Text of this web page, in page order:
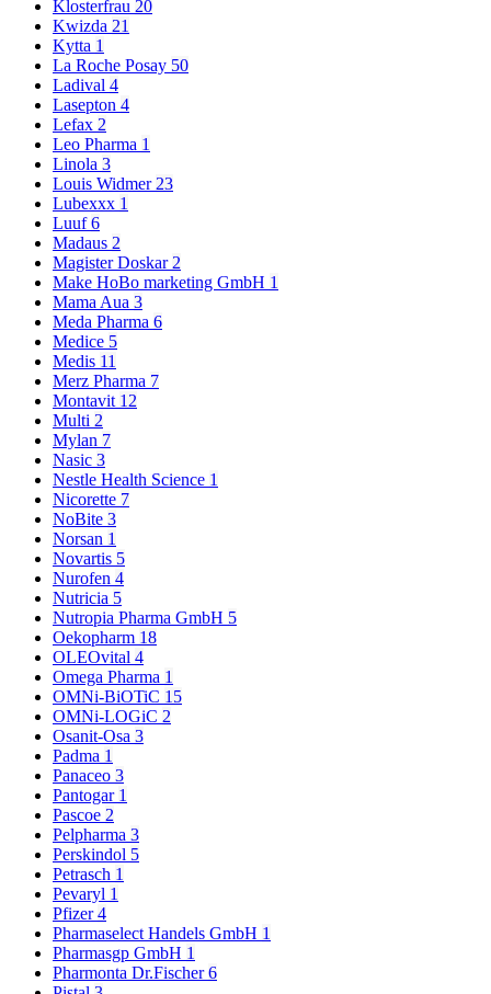
Klosterfrau 20
Kwizda 21
Kytta 1
La Roche Posay 50
Ladival 4
Lasepton 4
Lefax 2
Leo Pharma 1
Linola 3
Louis Widmer 23
Lubexxx 1
Luuf6
Madaus 2
Magister Doskar 2
Make HoBo marketing GmbH 1
Mama Aua 3
Meda Pharma 6
Medice 5
Medis 11
Merz Pharma 7
Montavit 12
Multi 2
Mylan 7
Nasic 3
Nestle Health Science 1
Nicorette 7
NoBite 3
Norsan 1
Novartis 5
Nurofen 4
Nutricia 5
Nutropia Pharma GmbH 5
Oekopharm 18
OLEOvital 4
Omega Pharma 1
OMNi-BiOTiC 15
OMNi-LOGiC 2
Osanit-Osa 3
Padma 1
Panaceo 3
Pantogar 1
Pascoe 2
Pelpharma 3
Perskindol 5
Petrasch 1
Pevaryl 1
Pfizer4
Pharmaselect Handels GmbH 1
Pharmasgp GmbH 1
Pharmonta Dr.Fischer6